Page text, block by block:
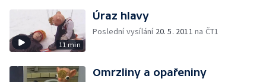
11 min
Úraz hlavy
Poslední vysílání 20. 5. 2011 na ČT1
Omrzliny a opařeniny